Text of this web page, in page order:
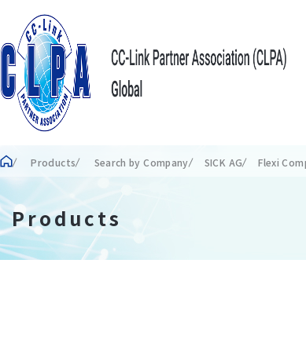
Products Search by Company SICK AG Flexi
Products